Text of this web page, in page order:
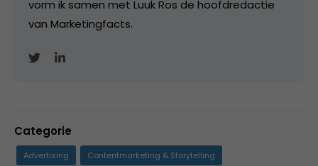
vorm ik samen met Luuk Ros de hoofdredactie
van Marketingfacts.
Categorie
Advertising Contentmarketing & Storytelling